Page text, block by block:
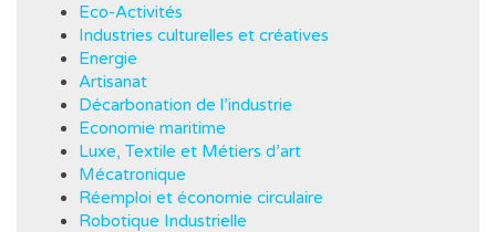
Eco-Activités
Industries culturelles et créatives
Energie
Artisanat
Décarbonation de l’industrie
Economie maritime
Luxe, Textile et Métiers d’art
Mécatronique
Réemploi et économie circulaire
Robotique Industrielle